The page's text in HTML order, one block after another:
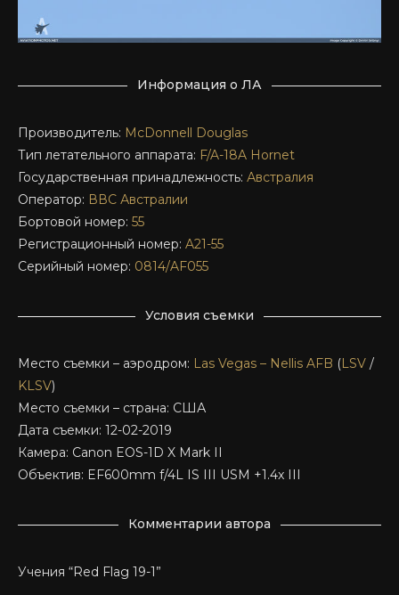
Информация о ЛА
Производитель: McDonnell Douglas
Тип летательного аппарата: F/A-18A Hornet
Государственная принадлежность: Австралия
Оператор: ВВС Австралии
Бортовой номер: 55
Регистрационный номер: A21-55
Серийный номер: 0814/AF055
Условия съемки
Место съемки – аэродром: Las Vegas – Nellis AFB (LSV /
KLSV)
Место съемки – страна: США
Дата съемки: 12-02-2019
Камера: Canon EOS-1D X Mark II
Объектив: EF600mm f/4L IS III USM +1.4x III
Комментарии автора
Учения “Red Flag 19-1”